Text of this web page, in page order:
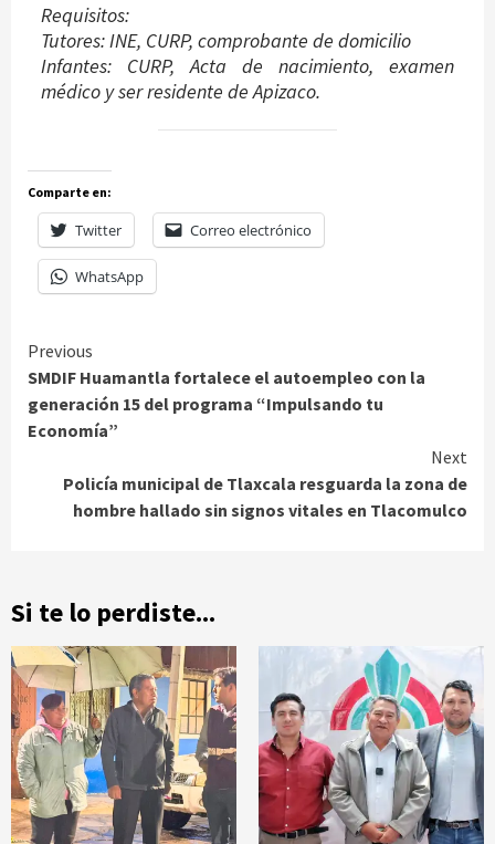
Requisitos:
Tutores: INE, CURP, comprobante de domicilio
Infantes: CURP, Acta de nacimiento, examen
médico y ser residente de Apizaco.
Comparte en:
Twitter Correo electrónico
WhatsApp
Continue
Reading
Previous
SMDIF Huamantla fortalece el autoempleo con la
generación 15 del programa “Impulsando tu
Economía”
Next
Policía municipal de Tlaxcala resguarda la zona de
hombre hallado sin signos vitales en Tlacomulco
Si te lo perdiste...